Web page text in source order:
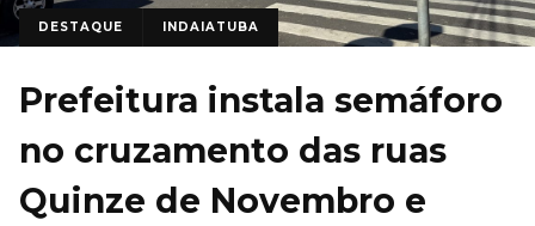
DESTAQUE INDAIATUBA
Prefeitura instala semáforo
no cruzamento das ruas
Quinze de Novembro e